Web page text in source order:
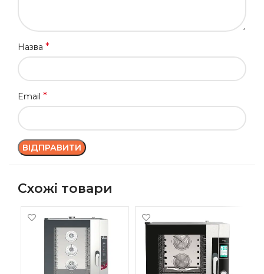
Назва *
Email *
Схожі товари